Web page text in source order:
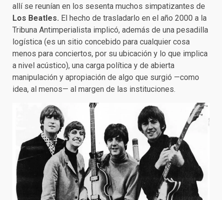
allí se reunían en los sesenta muchos simpatizantes de
Los Beatles. El hecho de trasladarlo en el año 2000 a la
Tribuna Antimperialista implicó, además de una pesadilla
logística (es un sitio concebido para cualquier cosa
menos para conciertos, por su ubicación y lo que implica
a nivel acústico), una carga política y de abierta
manipulación y apropiación de algo que surgió —como
idea, al menos— al margen de las instituciones.